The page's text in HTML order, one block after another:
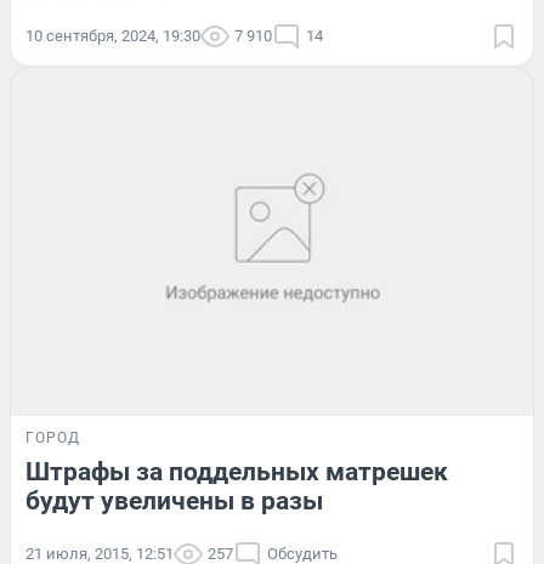
10 сентября, 2024, 19:30 7 910 14
ГОРОД
Штрафы за поддельных матрешек
будут увеличены в разы
21 июля, 2015, 12:51 257 Обсудить